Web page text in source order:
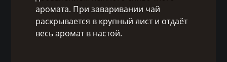
аромата. При заваривании чай
раскрывается в крупный лист и отдаёт
весь аромат в настой.